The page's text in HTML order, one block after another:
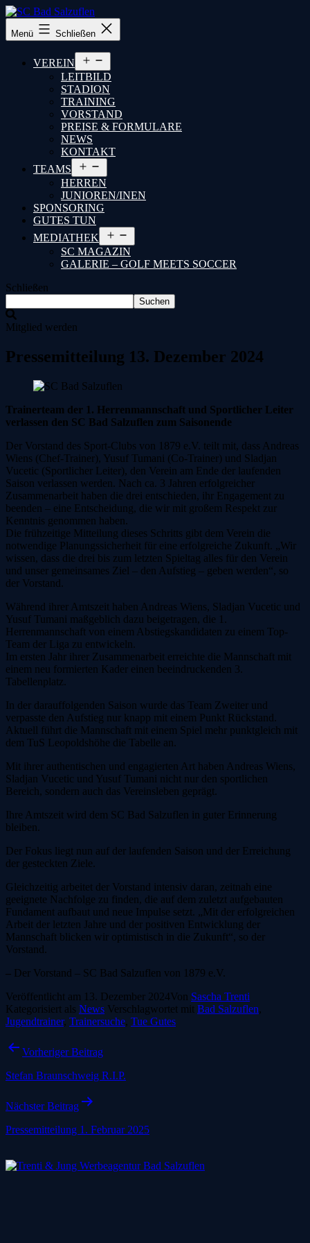
SC
Bad
Menü Schließen
VEREIN
öffnen
LEITBILD
STADION
TRAINING
VORSTAND
PREISE & FORMULARE
NEWS
KONTAKT
TEAMS
öffnen
HERREN
JUNIOREN/INEN
SPONSORING
GUTES TUN
MEDIATHEK
öffnen
SC MAGAZIN
GALERIE – GOLF MEETS SOCCER
Schließen
Suchen
Mitglied werden
Zum
Inhalt
springen
Pressemitteilung 13. Dezember 2024
Trainerteam der 1. Herrenmannschaft und Sportlicher Leiter
verlassen den SC Bad Salzuflen zum Saisonende
Der Vorstand des Sport-Clubs von 1879 e.V. teilt mit, dass Andreas
Wiens (Chef-Trainer), Yusuf Tumani (Co-Trainer) und Sladjan
Vucetic (Sportlicher Leiter), den Verein am Ende der laufenden
Saison verlassen werden. Nach ca. 3 Jahren erfolgreicher
Zusammenarbeit haben die drei entschieden, ihr Engagement zu
beenden – eine Entscheidung, die wir mit großem Respekt zur
Kenntnis genommen haben.
Die frühzeitige Mitteilung dieses Schritts gibt dem Verein die
notwendige Planungssicherheit für eine erfolgreiche Zukunft. „Wir
wissen, dass die drei bis zum letzten Spieltag alles für den Verein
und unser gemeinsames Ziel – den Aufstieg – geben werden“, so
der Vorstand.
Während ihrer Amtszeit haben Andreas Wiens, Sladjan Vucetic und
Yusuf Tumani maßgeblich dazu beigetragen, die 1.
Herrenmannschaft von einem Abstiegskandidaten zu einem Top-
Team der Liga zu entwickeln.
Im ersten Jahr ihrer Zusammenarbeit erreichte die Mannschaft mit
einem neu formierten Kader einen beeindruckenden 3.
Tabellenplatz.
In der darauffolgenden Saison wurde das Team Zweiter und
verpasste den Aufstieg nur knapp mit einem Punkt Rückstand.
Aktuell führt die Mannschaft mit einem Spiel mehr punktgleich mit
dem TuS Leopoldshöhe die Tabelle an.
Mit ihrer authentischen und engagierten Art haben Andreas Wiens,
Sladjan Vucetic und Yusuf Tumani nicht nur den sportlichen
Bereich, sondern auch das Vereinsleben geprägt.
Ihre Amtszeit wird dem SC Bad Salzuflen in guter Erinnerung
bleiben.
Der Fokus liegt nun auf der laufenden Saison und der Erreichung
der gesteckten Ziele.
Gleichzeitig arbeitet der Vorstand intensiv daran, zeitnah eine
geeignete Nachfolge zu finden, die auf dem zuletzt aufgebauten
Fundament aufbaut und neue Impulse setzt. „Mit der erfolgreichen
Arbeit der letzten Jahre und der positiven Entwicklung der
Mannschaft blicken wir optimistisch in die Zukunft“, so der
Vorstand.
– Der Vorstand – SC Bad Salzuflen von 1879 e.V.
Veröffentlicht am 13. Dezember 2024Von Sascha Trenti
Kategorisiert als News Verschlagwortet mit Bad Salzuflen,
Jugendtrainer, Trainersuche, Tue Gutes
Beitragsnavigation
Vorheriger Beitrag
Stefan Braunschweig R.I.P.
Nächster Beitrag
Pressemitteilung 1. Februar 2025